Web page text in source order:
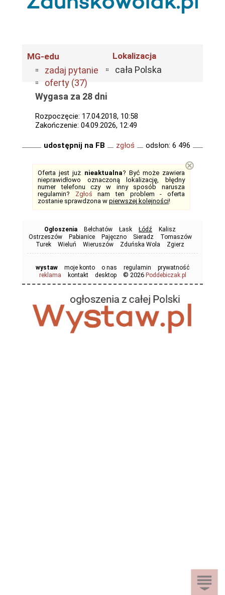
MG-edu
zadaj pytanie
oferty (37)
Lokalizacja
cała Polska
Wygasa za 28 dni
Rozpoczęcie: 17.04.2018, 10:58
Zakończenie: 04.09.2026, 12:49
udostępnij na FB zgłoś odsłon: 6 496
Oferta jest już nieaktualna? Być może zawiera
nieprawidłowo oznaczoną lokalizację, błędny
numer telefonu czy w inny sposób narusza
regulamin? Zgłoś nam ten problem - oferta
zostanie sprawdzona w pierwszej kolejności!
⊗
Ogłoszenia Bełchatów Łask Łódź
Kalisz
Ostrzeszów
Pabianice Pajęczno Sieradz
Tomaszów
Turek
Wieluń Wieruszów Zduńska Wola Zgierz
wystaw moje konto o nas regulamin
prywatność
reklama
kontakt desktop © 2026 Poddebiczak.pl